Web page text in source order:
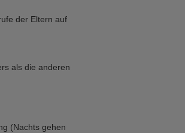
der Eltern auf
als die anderen
(Nachts gehen